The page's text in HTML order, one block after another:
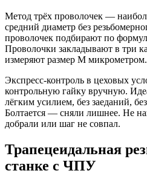
Метод трёх проволочек —
средний диаметр без
проволочек подбирают по
Проволочки закладывают в три
измеряют размер M микрометром.
Экспресс-контроль в цеховых
контрольную гайку вручную.
лёгким усилием, без заеданий,
Болтается — сняли лишнее. Не
добрали или шаг не совпал.
Трапецеидальная
станке с ЧПУ